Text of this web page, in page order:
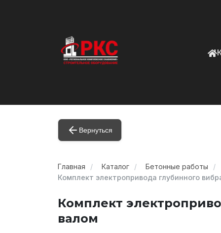
Вернуться
Главная Каталог Бетонные работы
Комплект электропривода глубинного
Комплект
валом